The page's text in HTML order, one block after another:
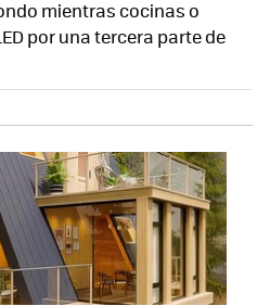
mientras cocinas o
por una tercera parte de